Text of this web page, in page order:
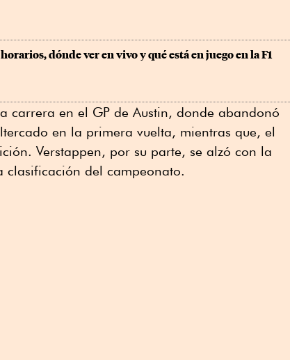
dónde ver en vivo y qué está en juego en la F1
carrera en el GP de Austin, donde abandonó
en la primera vuelta, mientras que, el
Verstappen, por su parte, se alzó con la
clasificación del campeonato.